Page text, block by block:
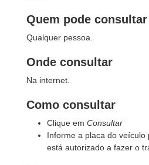
Quem pode consultar
Qualquer pessoa.
Onde consultar
Na internet.
Como consultar
Clique em Consultar
Informe a placa do veículo
está autorizado a fazer o